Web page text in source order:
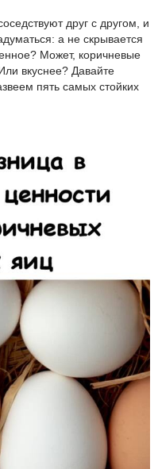
друг с другом, и
а не скрывается
Может, коричневые
вкуснее? Давайте
пять самых стойких